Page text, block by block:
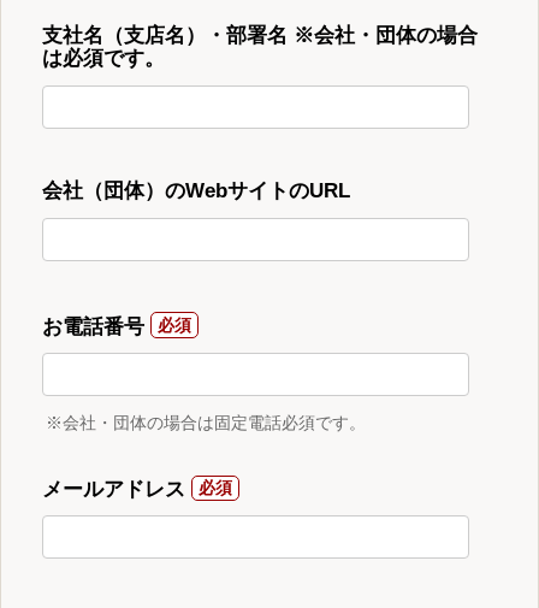
支社名（支店名）・部署名 ※会社・団体の場合
は必須です。
会社（団体）のWebサイトのURL
お電話番号
※会社・団体の場合は固定電話必須です。
メールアドレス